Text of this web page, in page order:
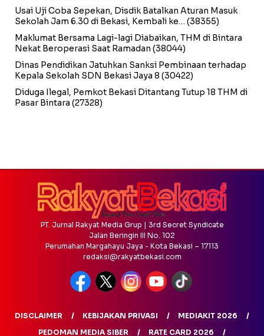
Usai Uji Coba Sepekan, Disdik Batalkan Aturan Masuk
Sekolah Jam 6.30 di Bekasi, Kembali ke… (38355)
Maklumat Bersama Lagi-lagi Diabaikan, THM di Bintara
Nekat Beroperasi Saat Ramadan (38044)
Dinas Pendidikan Jatuhkan Sanksi Pembinaan terhadap
Kepala Sekolah SDN Bekasi Jaya 8 (30422)
Diduga Ilegal, Pemkot Bekasi Ditantang Tutup 18 THM di
Pasar Bintara (27328)
PT. Jurnal Rakyat Media Grup | 3rd Secret Syndicate
Jalan Beringin III No. 102
Perumahan Margahayu Jaya - Kota Bekasi – 17113
redaksi@rakyatbekasi.com
DISCLAIMER KEBIJAKAN PRIVASI
MEDIAKIT 2026
PEDOMAN MEDIA SIBER
RATE CARD 2026